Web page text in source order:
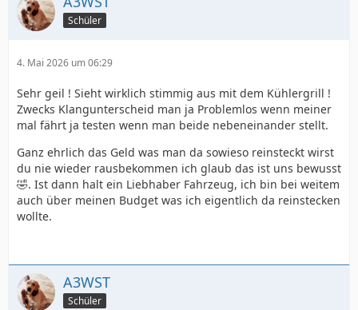
Schüler
4. Mai 2026 um 06:29
Sehr geil ! Sieht wirklich stimmig aus mit dem Kühlergrill !
Zwecks Klangunterscheid man ja Problemlos wenn meiner
mal fährt ja testen wenn man beide nebeneinander stellt.
Ganz ehrlich das Geld was man da sowieso reinsteckt wirst
du nie wieder rausbekommen ich glaub das ist uns bewusst
🤣. Ist dann halt ein Liebhaber Fahrzeug, ich bin bei weitem
auch über meinen Budget was ich eigentlich da reinstecken
wollte.
A3WST
Schüler